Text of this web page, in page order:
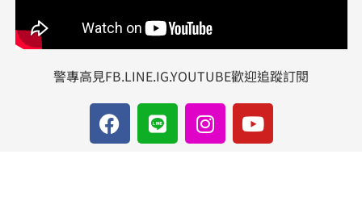
警專高見FB.LINE.IG.YOUTUBE歡迎追蹤訂閱
F
a
c
L
i
n
I
n
s
Y
o
u